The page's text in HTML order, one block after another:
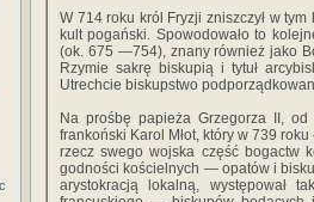
W 714 roku król Fryzji zniszczył w
kult pogański. Spowodowało to
(ok. 675 —754), znany również jako
Rzymie sakrę bi­skupią i tytuł
Utrechcie biskupstwo
Na prośbę papieża Grzegorza II,
frankoński Karol Młot, który w 739
rzecz swego wojska część bogactw
godności kościelnych — opatów i
arystokracją lokalną, występował